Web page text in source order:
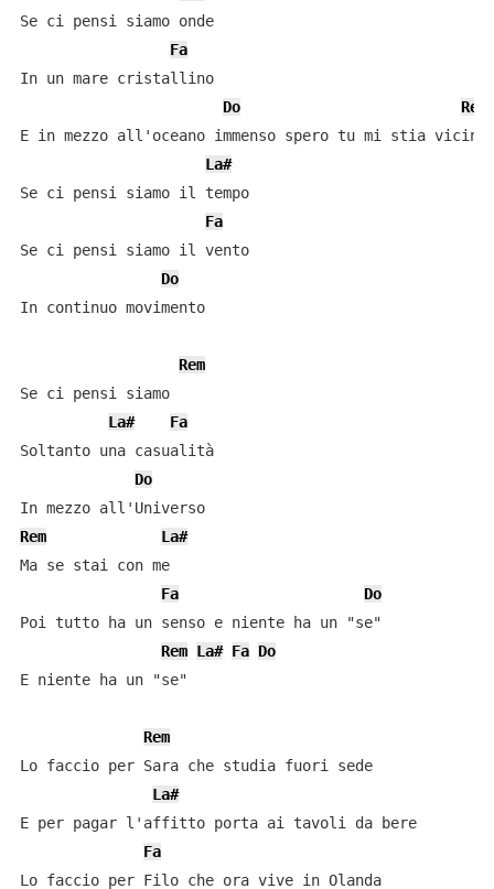
Se ci pensi siamo onde
Fa
In un mare cristallino
Do
Rem
E in mezzo all'oceano immenso spero tu mi stia vicino
La#
Se ci pensi siamo il tempo
Fa
Se ci pensi siamo il vento
Do
In continuo movimento
Rem
Se ci pensi siamo
La#
Fa
Soltanto una casualità
Do
In mezzo all'Universo
Rem
La#
Ma se stai con me
Fa
Do
Poi tutto ha un senso e niente ha un "se"
Rem La# Fa Do
E niente ha un "se"
Rem
Lo faccio per Sara che studia fuori sede
La#
E per pagar l'affitto porta ai tavoli da bere
Fa
Lo faccio per Filo che ora vive in Olanda